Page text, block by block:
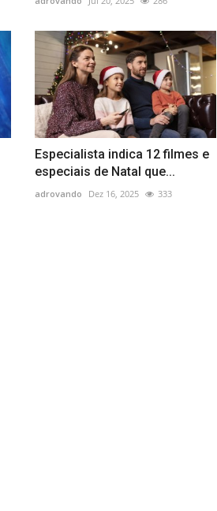
Especialista indica 12 filmes e
especiais de Natal que...
adrovando Dez 16, 2025 333